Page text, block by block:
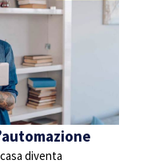
diventa